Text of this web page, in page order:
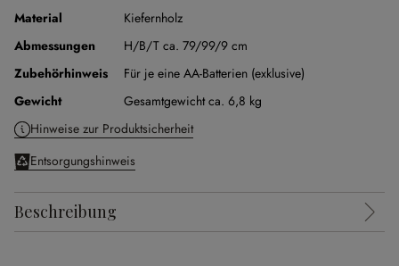
Material
Kiefernholz
Abmessungen
H/B/T ca. 79/99/9 cm
Zubehörhinweis
Für je eine AA-Batterien (exklusive)
Gewicht
Gesamtgewicht ca. 6,8 kg
Hinweise zur Produktsicherheit
Entsorgungshinweis
Beschreibung